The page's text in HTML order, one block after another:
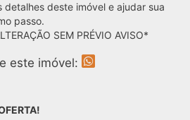
detalhes deste imóvel e ajudar sua
passo.
SEM PRÉVIO AVISO*
este imóvel: